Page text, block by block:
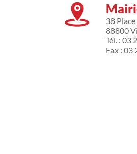
38
88800
Tél. : 03
Fax : 03